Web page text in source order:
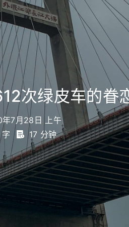
次绿皮车的眷
7月28日 上午
17 分钟